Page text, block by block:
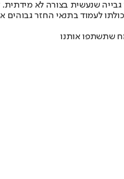
שנעשית בצורה לא מידתית.
לעמוד בתנאי החזר
שתשתפו אותנו